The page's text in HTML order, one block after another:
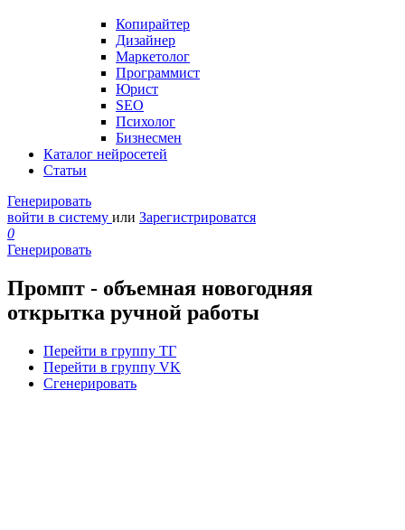
Копирайтер
Дизайнер
Маркетолог
Программист
Юрист
SEO
Психолог
Бизнесмен
Каталог нейросетей
Статьи
Генерировать
войти в систему или Зарегистрироватся
0
Генерировать
Промпт - объемная новогодняя
открытка ручной работы
Перейти в группу ТГ
Перейти в группу VK
Сгенерировать